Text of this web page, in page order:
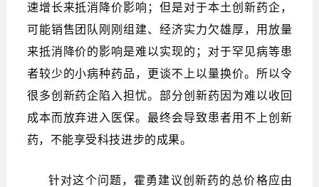
速增长来抵消降价影响；但是对于本土创新药企，
可能销售团队刚刚组建、经济实力欠雄厚，用放量
来抵消降价的影响是难以实现的；对于罕见病等患
者较少的小病种药品，更谈不上以量换价。所以令
很多创新药企陷入担忧。部分创新药因为难以收回
成本而放弃进入医保。最终会导致患者用不上创新
药，不能享受科技进步的成果。
针对这个问题，霍勇建议创新药的总价格应由